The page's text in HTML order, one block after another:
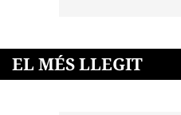
EL MÉS LLEGIT